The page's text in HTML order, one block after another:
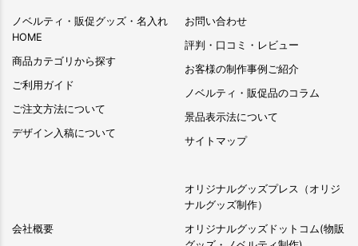
ノベルティ・販促グッズ・名入れ
HOME
商品カテゴリから探す
ご利用ガイド
ご注文方法について
デザイン入稿について
会社概要
お問い合わせ
評判・口コミ・レビュー
お客様の制作事例ご紹介
ノベルティ・販促品のコラム
景品表示法について
サイトマップ
オリジナルグッズプレス（オリジ
ナルグッズ制作）
オリジナルグッズドットコム(物販